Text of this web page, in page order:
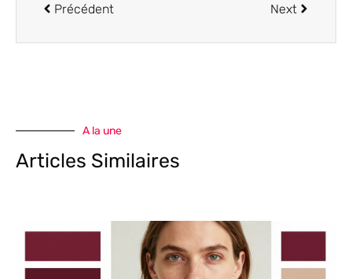
Précédent Next
A la une
Articles Similaires